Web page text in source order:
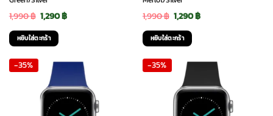
1,990฿ Original
price
was:
1,990 ฿.
1,290฿Current
1,290 ฿.
หยิบใส่ตะกร้า
1,990฿ Original
price
was:
1,990 ฿.
1,290฿Current
1,290 ฿.
หยิบใส่ตะกร้า
-35% -35%